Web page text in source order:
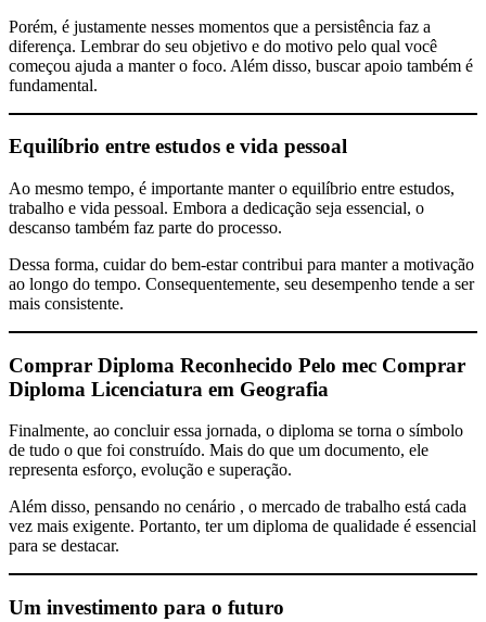
Porém, é justamente nesses momentos que a persistência faz a
diferença. Lembrar do seu objetivo e do motivo pelo qual você
começou ajuda a manter o foco. Além disso, buscar apoio também é
fundamental.
Equilíbrio entre estudos e vida pessoal
Ao mesmo tempo, é importante manter o equilíbrio entre estudos,
trabalho e vida pessoal. Embora a dedicação seja essencial, o
descanso também faz parte do processo.
Dessa forma, cuidar do bem-estar contribui para manter a motivação
ao longo do tempo. Consequentemente, seu desempenho tende a ser
mais consistente.
Comprar Diploma Reconhecido Pelo mec Comprar
Diploma Licenciatura em Geografia
Finalmente, ao concluir essa jornada, o diploma se torna o símbolo
de tudo o que foi construído. Mais do que um documento, ele
representa esforço, evolução e superação.
Além disso, pensando no cenário , o mercado de trabalho está cada
vez mais exigente. Portanto, ter um diploma de qualidade é essencial
para se destacar.
Um investimento para o futuro